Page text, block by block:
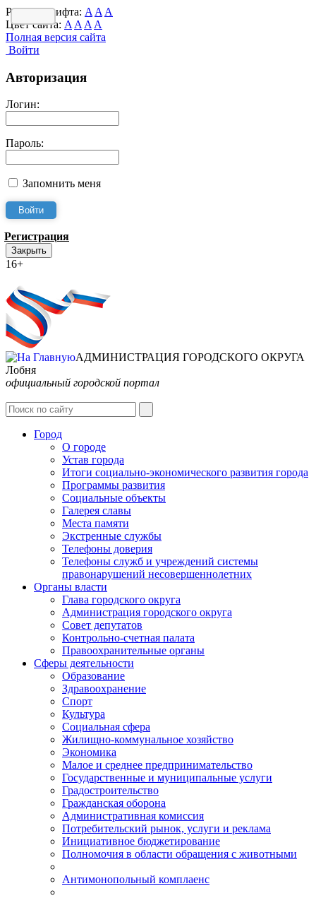
Размер шрифта: A A A
Цвет сайта: A A A A
Полная версия сайта
Войти
Авторизация
Логин:
Пароль:
Запомнить меня
Регистрация
Закрыть
16+
АДМИНИСТРАЦИЯ ГОРОДСКОГО ОКРУГА
Лобня
официальный городской портал
Город
О городе
Устав города
Итоги социально-экономического развития города
Программы развития
Социальные объекты
Галерея славы
Места памяти
Экстренные службы
Телефоны доверия
Телефоны служб и учреждений системы
правонарушений несовершеннолетних
Органы власти
Глава городского округа
Администрация городcкого округа
Совет депутатов
Контрольно-счетная палата
Правоохранительные органы
Сферы деятельности
Образование
Здравоохранение
Спорт
Культура
Социальная сфера
Жилищно-коммунальное хозяйство
Экономика
Малое и среднее предпринимательство
Государственные и муниципальные услуги
Градостроительство
Гражданская оборона
Административная комиссия
Потребительский рынок, услуги и реклама
Инициативное бюджетирование
Полномочия в области обращения с животными
Антимонопольный комплаенс